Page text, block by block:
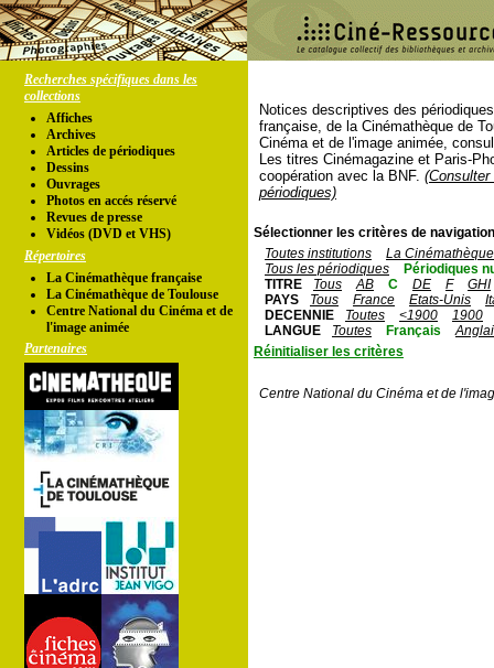
Recherches spécifiques dans les
collections
Affiches
Archives
Articles de périodiques
Dessins
Ouvrages
Photos en accés réservé
Revues de presse
Vidéos (DVD et VHS)
Répertoires
La Cinémathèque française
La Cinémathèque de Toulouse
Centre National du Cinéma et de
l'image animée
Partenaires
Notices descriptives des
française, de la Cinémathèque de
Cinéma et de l'image animée,
Les titres Cinémagazine et Paris-
coopération avec la BNF.
périodiques)
Sélectionner les critères de
Toutes institutions
La
Tous les périodiques
Périodiques
TITRE
Tous AB C DE F
GHI
PAYS
Tous France Etats-Unis
DECENNIE
Toutes <1900
1900
LANGUE
Toutes Français
Réinitialiser les critères
Centre National du Cinéma et de